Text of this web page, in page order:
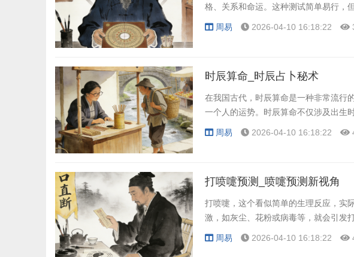
格、关系和命运。这种测试简单易行，
周易 2026-04-10 16:18:22
时辰算命_时辰占卜秘术
在我国古代，时辰算命是一种非常流行
一个人的运势。时辰算命不仅涉及出生
周易 2026-04-10 16:18:22
打喷嚏预测_喷嚏预测新视角
打喷嚏，这个看似简单的生理反应，实
激，如灰尘、花粉或病毒等，就会引发
周易 2026-04-10 16:18:22